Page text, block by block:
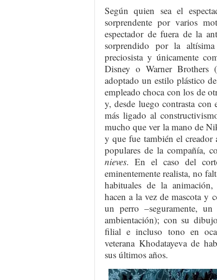
Según quien sea el
sorprendente por varios
espectador de fuera de la
sorprendido por la
preciosista y únicamente
Disney o Warner Brothers
adoptado un estilo plástico
empleado choca con los de
y, desde luego contrasta
más ligado al
mucho que ver la mano de
y que fue también el creador
populares de la compañía,
nieves. En el caso del
eminentemente realista, no
habituales de la
hacen a la vez de mascota y
un perro –seguramente,
ambientación); con su
filial e incluso tono en
veterana Khodatayeva de
sus últimos años.